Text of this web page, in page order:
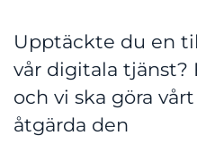
Upptäckte du en
vår digitala tjänst?
och vi ska göra
åtgärda den